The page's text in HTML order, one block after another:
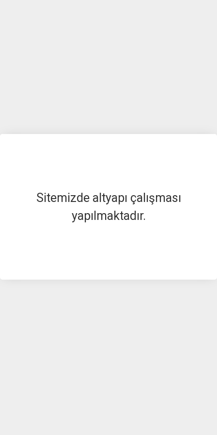
Sitemizde altyapı çalışması
yapılmaktadır.